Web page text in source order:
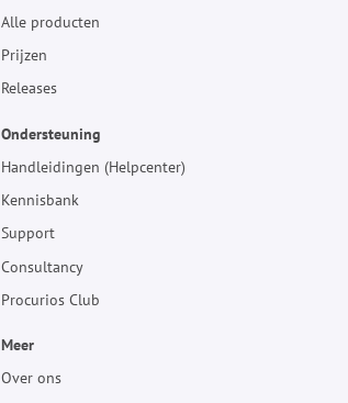
Alle producten
Prijzen
Releases
Ondersteuning
Handleidingen (Helpcenter)
Kennisbank
Support
Consultancy
Procurios Club
Meer
Over ons